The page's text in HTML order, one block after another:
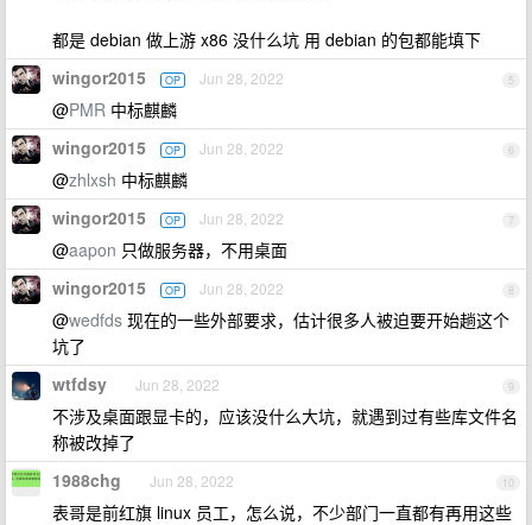
都是 debian 做上游 x86 没什么坑 用 debian 的包都能填下
5
wingor2015 OP Jun 28, 2022
@PMR 中标麒麟
6
wingor2015 OP Jun 28, 2022
@zhlxsh 中标麒麟
7
wingor2015 OP Jun 28, 2022
@aapon 只做服务器，不用桌面
8
wingor2015 OP Jun 28, 2022
@wedfds 现在的一些外部要求，估计很多人被迫要开始趟这个
坑了
9
wtfdsy Jun 28, 2022
不涉及桌面跟显卡的，应该没什么大坑，就遇到过有些库文件名
称被改掉了
10
1988chg Jun 28, 2022
表哥是前红旗 linux 员工，怎么说，不少部门一直都有再用这些